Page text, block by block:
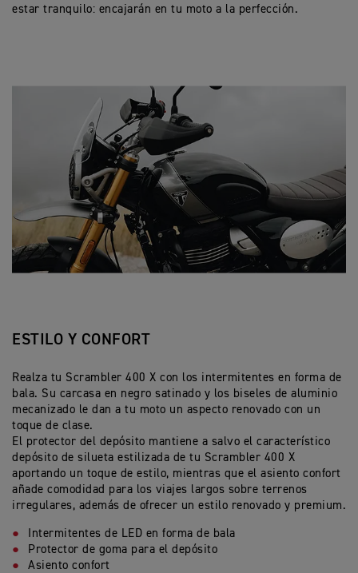
estar tranquilo: encajarán en tu moto a la perfección.
ESTILO Y CONFORT
Realza tu Scrambler 400 X con los intermitentes en forma de
bala. Su carcasa en negro satinado y los biseles de aluminio
mecanizado le dan a tu moto un aspecto renovado con un
toque de clase.
El protector del depósito mantiene a salvo el característico
depósito de silueta estilizada de tu Scrambler 400 X
aportando un toque de estilo, mientras que el asiento confort
añade comodidad para los viajes largos sobre terrenos
irregulares, además de ofrecer un estilo renovado y premium.
Intermitentes de LED en forma de bala
Protector de goma para el depósito
Asiento confort